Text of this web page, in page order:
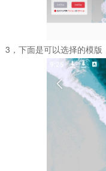
3，下面是可以选择的模